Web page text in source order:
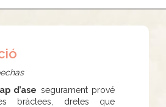
d’ase segurament prové
bràctees, dretes que